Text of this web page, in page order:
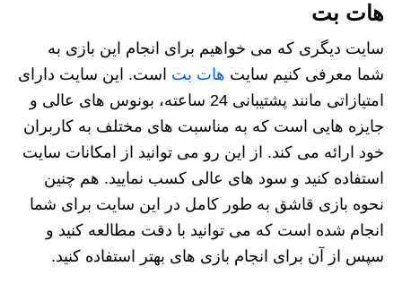
هات بت
سایت دیگری که می خواهیم برای انجام این بازی به
شما معرفی کنیم سایت هات بت است. این سایت دارای
امتیازاتی مانند پشتیبانی 24 ساعته، بونوس های عالی و
جایزه هایی است که به مناسبت های مختلف به کاربران
خود ارائه می کند. از این رو می توانید از امکانات سایت
استفاده کنید و سود های عالی کسب نمایید. هم چنین
نحوه بازی قاشق به طور کامل در این سایت برای شما
انجام شده است که می توانید با دقت مطالعه کنید و
سپس از آن برای انجام بازی های بهتر استفاده کنید.